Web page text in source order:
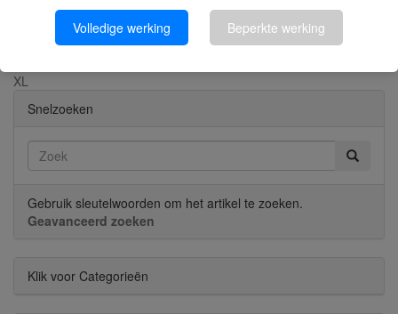
Volledige werking Beperkte werking
LAKPISTOOL t.b.v. Flexibele lakstaven van 12mm
XL
Snelzoeken
Gebruik sleutelwoorden om het artikel te zoeken.
Geavanceerd zoeken
Klik voor Categorieën